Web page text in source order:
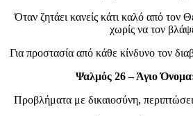
Όταν ζητάει κανείς κάτι καλό από τον
χωρίς να τον
Για προστασία από κάθε κίνδυνο τον
Ψαλμός 26 – Άγιο
Προβλήματα με δικαιοσύνη,